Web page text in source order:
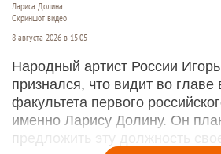
Лариса Долина.
Скриншот видео
8 августа 2026 в 15:05
Народный артист России
признался, что видит во главе
факультета первого
именно Ларису Долину. Он
предложить эту должность